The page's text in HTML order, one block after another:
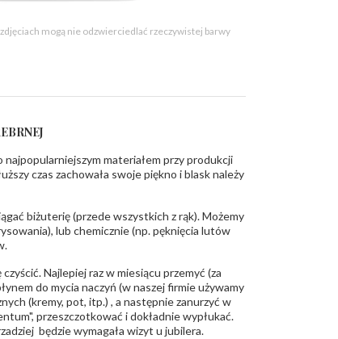
mogą nie odzwierciedlać rzeczywistej barwy
materiałem przy produkcji
czas zachowała swoje piękno i blask należy
biżuterię (przede wszystkich z rąk). Możemy
lub chemicznie (np. pęknięcia lutów
Najlepiej raz w miesiącu przemyć (za
do mycia naczyń (w naszej firmie używamy
(kremy, pot, itp.) , a następnie zanurzyć w
przeszczotkować i dokładnie wypłukać.
będzie wymagała wizyt u jubilera.